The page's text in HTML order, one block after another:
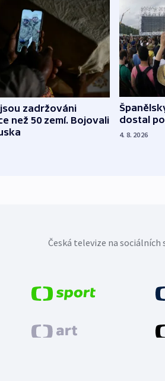
zadržováni
než 50 zemí. Bojovali
dostal
4. 8. 2026
Česká televize na sociálních